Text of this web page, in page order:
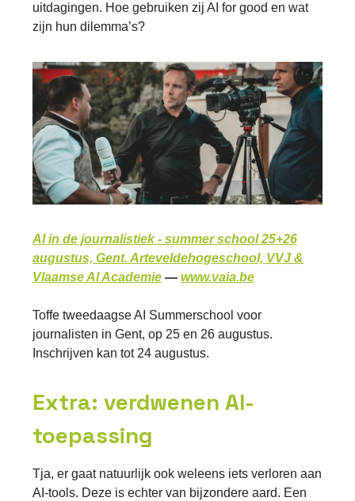
uitdagingen. Hoe gebruiken zij AI for good en wat
zijn hun dilemma’s?
AI in de journalistiek - summer school 25+26
augustus, Gent. Arteveldehogeschool, VVJ &
Vlaamse AI Academie — www.vaia.be
Toffe tweedaagse AI Summerschool voor
journalisten in Gent, op 25 en 26 augustus.
Inschrijven kan tot 24 augustus.
Extra: verdwenen AI-
toepassing
Tja, er gaat natuurlijk ook weleens iets verloren aan
AI-tools. Deze is echter van bijzondere aard. Een